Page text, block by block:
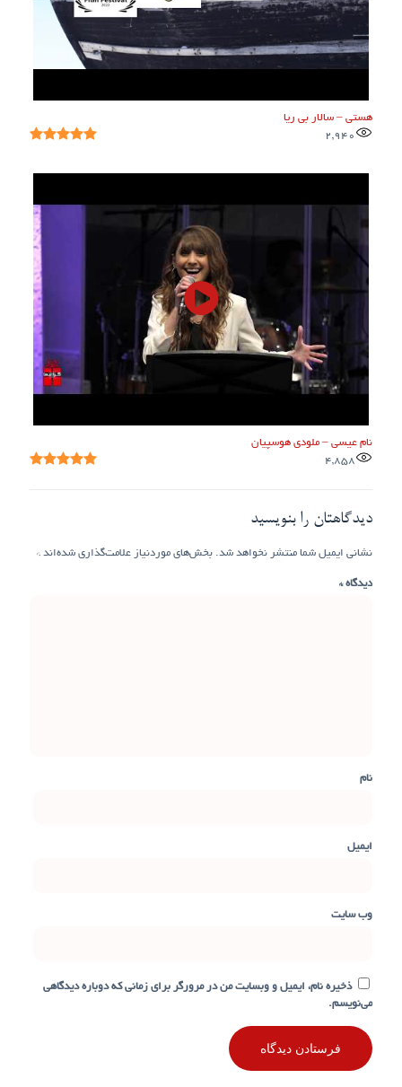
هستی – سالار بی ریا
2,940
نام عیسی – ملودی هوسپیان
4,858
دیدگاهتان را بنویسید
نشانی ایمیل شما منتشر نخواهد شد. بخش‌های موردنیاز علامت‌گذاری شده‌اند *
دیدگاه*
نام
ایمیل
وب‌ سایت
ذخیره نام، ایمیل و وبسایت من در مرورگر برای زمانی که دوباره دیدگاهی
می‌نویسم.